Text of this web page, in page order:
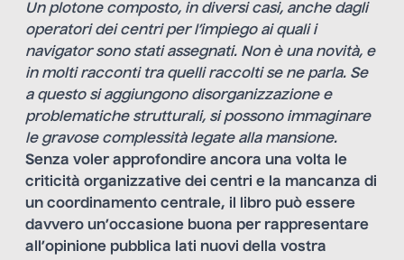
Un plotone composto, in diversi casi, anche dagli
operatori dei centri per l’impiego ai quali i
navigator sono stati assegnati. Non è una novità, e
in molti racconti tra quelli raccolti se ne parla. Se
a questo si aggiungono disorganizzazione e
problematiche strutturali, si possono immaginare
le gravose complessità legate alla mansione.
Senza voler approfondire ancora una volta le
criticità organizzative dei centri e la mancanza di
un coordinamento centrale, il libro può essere
davvero un’occasione buona per rappresentare
all’opinione pubblica lati nuovi della vostra